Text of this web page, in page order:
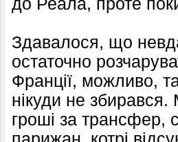
до Реала, проте
Здавалося, що
остаточно
Франції, можливо,
нікуди не
гроші за трансфер,